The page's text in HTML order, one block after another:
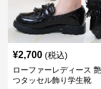
¥2,700 (税込)
ローファーレディース
つタッセル飾り学生靴